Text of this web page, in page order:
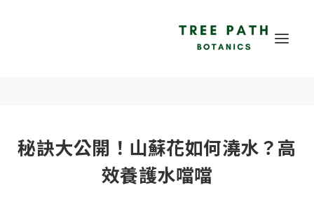
秘訣大公開！山蘇花如何澆水？高
效養護水噹噹